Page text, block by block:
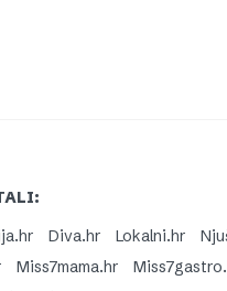
Diva.hr Lokalni.hr
Miss7mama.hr